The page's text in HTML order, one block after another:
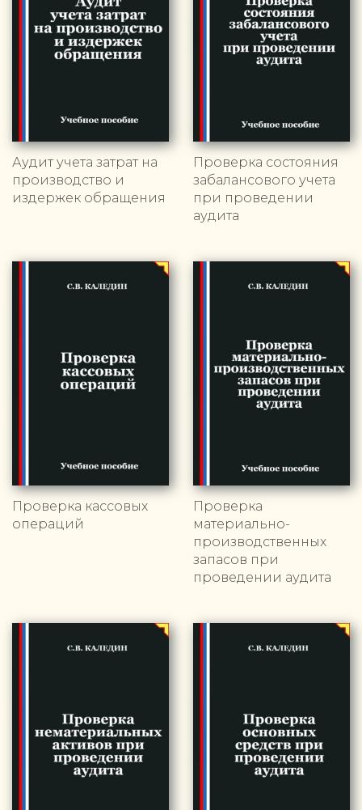
Аудит учета затрат на
производство и
издержек обращения
Проверка состояния
забалансового учета
при проведении
аудита
Проверка кассовых
операций
Проверка
материально-
производственных
запасов при
проведении аудита